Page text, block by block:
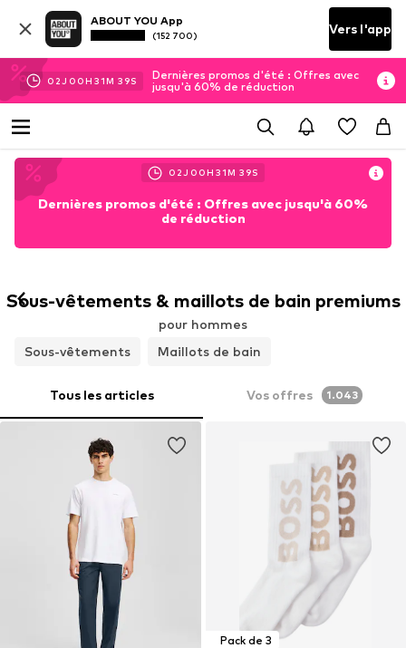
ABOUT YOU App
(152 700) Vers l'app
02J 00H 31M 37S
Dernières promos d'été : Offres avec
jusqu'à 60% de réduction
02J 00H 31M 37S
Dernières promos d'été : Offres avec jusqu'à 60%
de réduction
Sous-vêtements & maillots de bain premiums
pour hommes
Sous-vêtements
Maillots de bain
Tous les articles Vos offres 1.043
Pack de 3